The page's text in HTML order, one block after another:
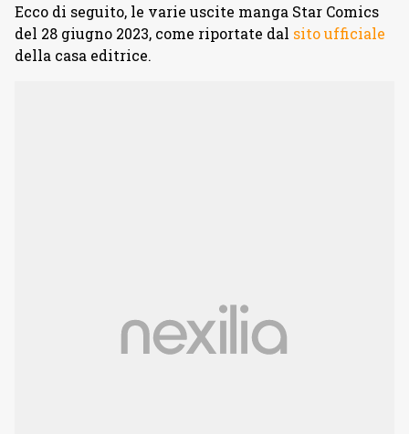
Ecco di seguito, le varie uscite manga Star Comics
del 28 giugno 2023, come riportate dal sito ufficiale
della casa editrice.